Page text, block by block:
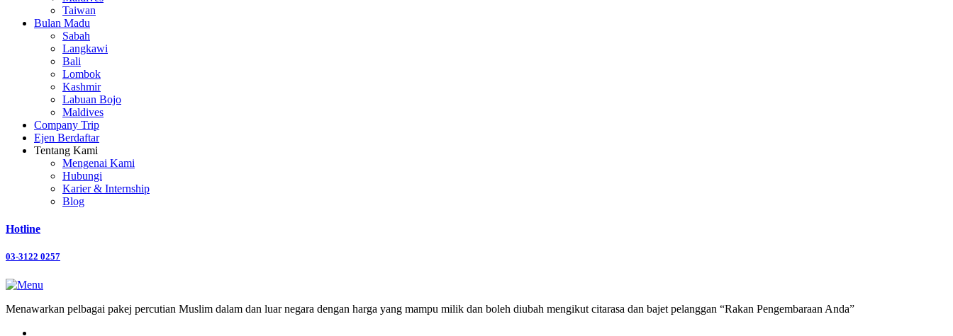
Taiwan
Bulan Madu
Sabah
Langkawi
Bali
Lombok
Kashmir
Labuan Bojo
Maldives
Company Trip
Ejen Berdaftar
Tentang Kami
Mengenai Kami
Hubungi
Karier & Internship
Blog
Hotline
03-3122 0257
Menawarkan pelbagai pakej percutian Muslim dalam dan luar negara dengan harga yang mampu milik dan boleh diubah mengikut citarasa dan bajet pelanggan “Rakan Pengembaraan Anda”